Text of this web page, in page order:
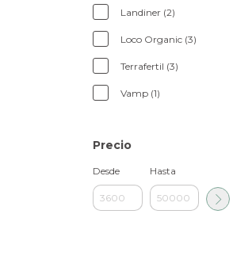
Landiner (2)
Loco Organic (3)
Terrafertil (3)
Vamp (1)
Precio
Desde Hasta